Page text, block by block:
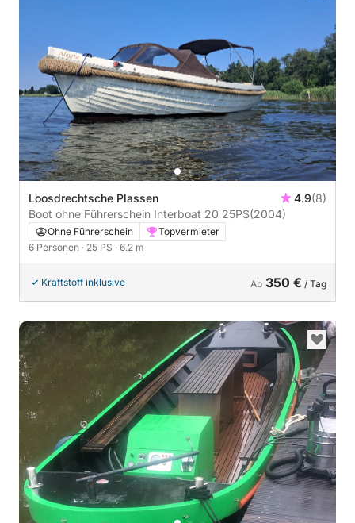
Loosdrechtsche Plassen 4.9(8)
Boot ohne Führerschein Interboat 20 25PS(2004)
Ohne Führerschein
Topvermieter
6 Personen · 25 PS · 6.2 m
Kraftstoff inklusive Ab 350 € / Tag